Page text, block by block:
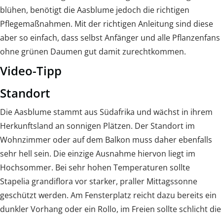
blühen, benötigt die Aasblume jedoch die richtigen
Pflegemaßnahmen. Mit der richtigen Anleitung sind diese
aber so einfach, dass selbst Anfänger und alle Pflanzenfans
ohne grünen Daumen gut damit zurechtkommen.
Video-Tipp
Standort
Die Aasblume stammt aus Südafrika und wächst in ihrem
Herkunftsland an sonnigen Plätzen. Der Standort im
Wohnzimmer oder auf dem Balkon muss daher ebenfalls
sehr hell sein. Die einzige Ausnahme hiervon liegt im
Hochsommer. Bei sehr hohen Temperaturen sollte
Stapelia grandiflora vor starker, praller Mittagssonne
geschützt werden. Am Fensterplatz reicht dazu bereits ein
dunkler Vorhang oder ein Rollo, im Freien sollte schlicht die